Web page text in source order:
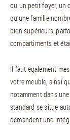
ou un petit foyer, un
qu’une famille
bien supérieurs,
compartiments et
Il faut également
votre meuble, ainsi
notamment dans
standard se situe
demandent une